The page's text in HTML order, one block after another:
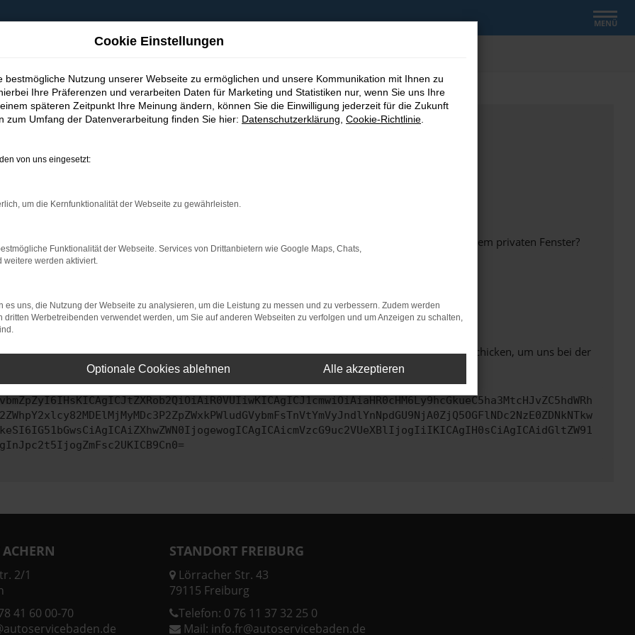
MENÜ
bestimmter Seiten verhindern. Funktioniert die Seite in einem anderen Browser oder in einem privaten Fenster?
beheben.
auf dem neuesten Stand sind.
kann auch dazu führen, dass bestimmte Funktionen nicht mehr unterstützt werden.
uns bitte. Wir werden versuchen, das Problem zu beheben. Du kannst uns diesen Text schicken, um uns bei der
2/1
41 60 00-70
STANDORT FREIBURG
Lörracher Str. 43
79115 Freiburg
Telefon: 0 76 11 37 32 25 0
Mail: info.fr@autoservicebaden.de
Cookie Einstellungen
bestmögliche Nutzung unserer Webseite zu ermöglichen und unsere Kommunikation mit Ihnen zu
Ihre Präferenzen und verarbeiten Daten für Marketing und Statistiken nur, wenn Sie uns Ihre
späteren Zeitpunkt Ihre Meinung ändern, können Sie die Einwilligung jederzeit für die Zukunft
zum Umfang der Datenverarbeitung finden Sie hier: Datenschutzerklärung Cookie-Richtlinie
von uns eingesetzt:
um die Kernfunktionalität der Webseite zu gewährleisten.
Funktionalität der Webseite. Services von Drittanbietern wie Google Maps, Chats,
weitere werden aktiviert.
es uns, die Nutzung der Webseite zu analysieren, um die Leistung zu messen und zu verbessern. Zudem werden
dritten Werbetreibenden verwendet werden, um Sie auf anderen Webseiten zu verfolgen und um Anzeigen zu schalten,
Optionale Cookies ablehnen Alle akzeptieren